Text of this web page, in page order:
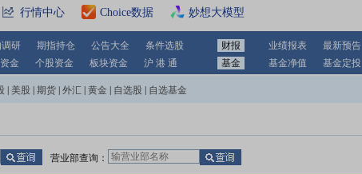
行情中心 Choice数据 妙想大模型
研 期指持仓 公告大全 条件选股 财报 业绩报表 最新预告
金 个股资金 板块资金 沪 港 通 基金 基金净值 基金定投
美股 期货 外汇 黄金 自选股 自选基金
营业部查询：